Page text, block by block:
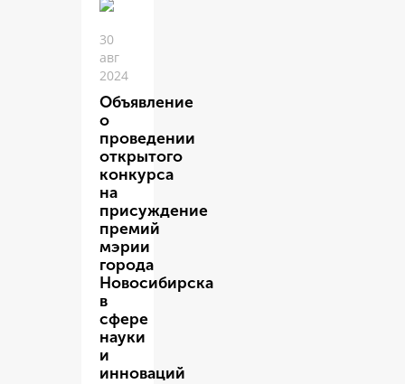
30
авг
2024
Объявление
о
проведении
открытого
конкурса
на
присуждение
премий
мэрии
города
Новосибирска
в
сфере
науки
и
инноваций